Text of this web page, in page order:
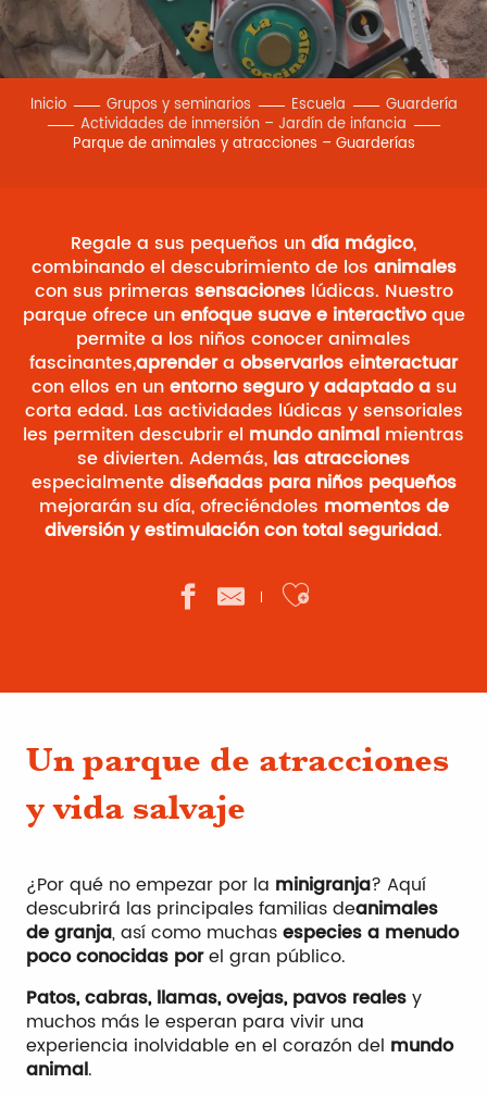
Inicio Grupos y seminarios Escuela
Guardería
Actividades de inmersión – Jardín de infancia
Parque de animales y atracciones – Guarderías
Regale a sus pequeños undía mágico,
combinando el descubrimiento de los animales
con sus primeras sensacioneslúdicas. Nuestro
parque ofrece unenfoque suave e interactivoque
permite a los niños conocer animales
fascinantes,aprendera observarloseinteractuar
con ellos en unentorno seguro y adaptado asu
corta edad. Las actividades lúdicas y sensoriales
les permiten descubrir el mundo animal mientras
se divierten. Además, las atracciones
especialmentediseñadas para niños pequeños
mejorarán su día, ofreciéndoles momentos de
diversión y estimulación con total seguridad.
Ajouter aux
Un parque de atracciones
y vida salvaje
¿Por qué no empezar por la minigranja? Aquí
descubrirá las principales familias deanimales
de granja, así como muchasespecies a menudo
poco conocidas porel gran público.
Patos, cabras, llamas, ovejas, pavos realesy
muchos más le esperan para vivir una
experiencia inolvidable en el corazón del mundo
animal.